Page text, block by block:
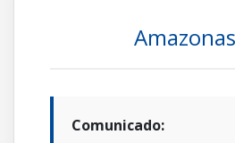
Comunicado: